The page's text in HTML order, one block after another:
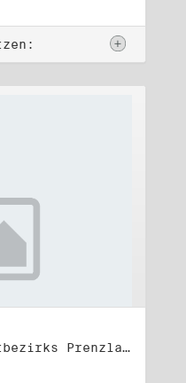
Titel: Rat des Stadtbezirks Prenzlauer Berg in Berlin